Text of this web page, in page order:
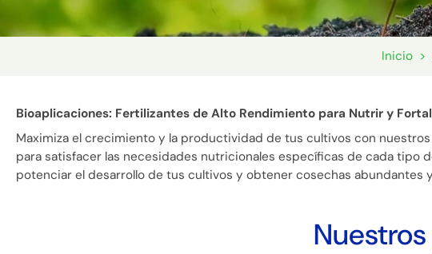
Inicio >
Bioaplicaciones: Fertilizantes de Alto Rendimiento para Nutrir y
Maximiza el crecimiento y la productividad de tus cultivos con
para satisfacer las necesidades nutricionales específicas de cada tipo
potenciar el desarrollo de tus cultivos y obtener cosechas abundantes